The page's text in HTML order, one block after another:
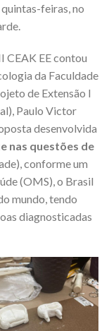
feiras, no
CEAK EE contou
da Faculdade
de Extensão I
Paulo Victor
desenvolvida
nas questões de
conforme um
(OMS), o Brasil
mundo, tendo
diagnosticadas